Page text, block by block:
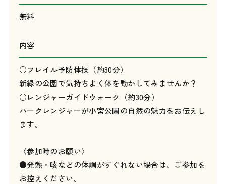
無料
内容
○フレイル予防体操（約30分）
新緑の公園で気持ちよく体を動かしてみませんか？
○レンジャーガイドウォーク（約30分）
パークレンジャーが小宮公園の自然の魅力をお伝えし
ます。
〈参加時のお願い〉
●発熱・咳などの体調がすぐれない場合は、ご参加を
お控えください。